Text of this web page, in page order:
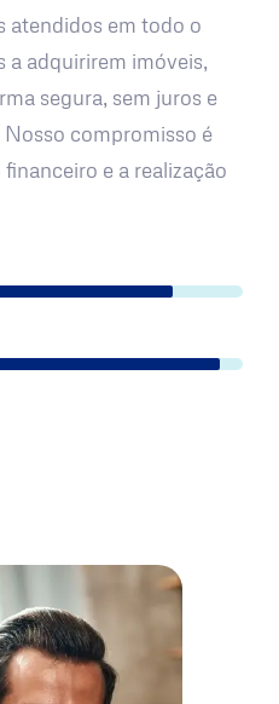
atendidos em todo o
a adquirirem imóveis,
segura, sem juros e
Nosso compromisso é
e a realização